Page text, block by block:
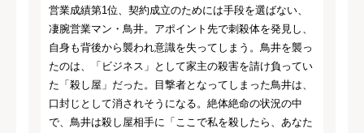
営業成績第1位、契約成立のためには手段を選ばない、
凄腕営業マン・鳥井。アポイント先で刺殺体を発見し、
自身も背後から襲われ意識を失ってしまう。鳥井を襲っ
たのは、「ビジネス」として家主の殺害を請け負ってい
た「殺し屋」だった。目撃者となってしまった鳥井は、
口封じとして消されそうになる。絶体絶命の状況の中
で、鳥井は殺し屋相手に「ここで私を殺したら、あなた